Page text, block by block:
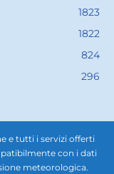
1823
1822
824
296
e tutti i servizi offerti
con i dati
meteorologica.